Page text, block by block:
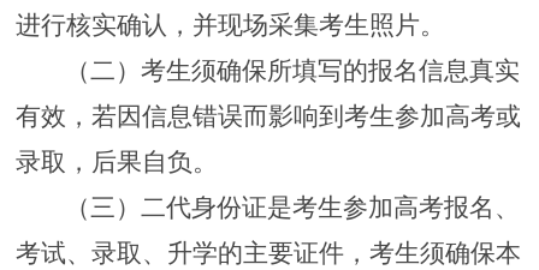
进行核实确认 ，并现场采集考生照片。
（二）考生须确保所填写的报名信息真实
有效，若因信息错误而影响到考生参加高考或
录取，后果自负。
（三） 二代身份证是考生参加高考报名、
考试、录取、升学的主要证件，考生须确保本